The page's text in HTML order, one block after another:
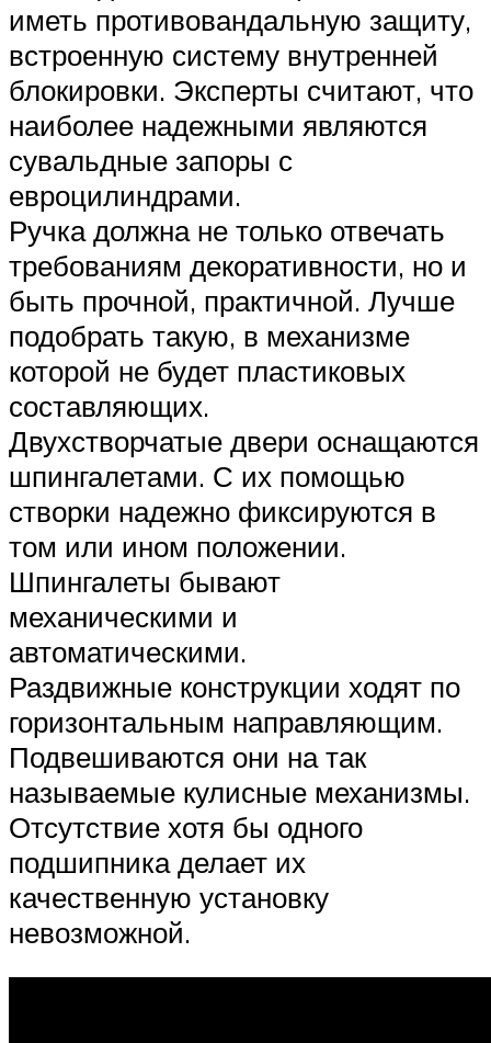
иметь противовандальную защиту,
встроенную систему внутренней
блокировки. Эксперты считают, что
наиболее надежными являются
сувальдные запоры с
евроцилиндрами.
Ручка должна не только отвечать
требованиям декоративности, но и
быть прочной, практичной. Лучше
подобрать такую, в механизме
которой не будет пластиковых
составляющих.
Двухстворчатые двери оснащаются
шпингалетами. С их помощью
створки надежно фиксируются в
том или ином положении.
Шпингалеты бывают
механическими и
автоматическими.
Раздвижные конструкции ходят по
горизонтальным направляющим.
Подвешиваются они на так
называемые кулисные механизмы.
Отсутствие хотя бы одного
подшипника делает их
качественную установку
невозможной.